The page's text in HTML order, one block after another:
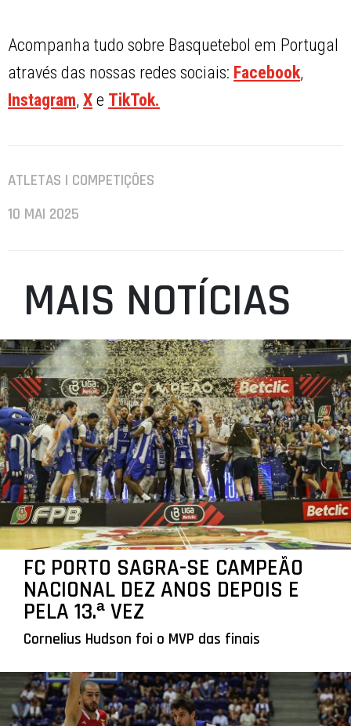
Acompanha tudo sobre Basquetebol em Portugal
através das nossas redes sociais: Facebook,
Instagram,X e TikTok.
ATLETAS | COMPETIÇÕES
10 MAI 2025
MAIS NOTÍCIAS
FC PORTO SAGRA-SE CAMPEÃO
NACIONAL DEZ ANOS DEPOIS E
PELA 13.ª VEZ
Cornelius Hudson foi o MVP das finais